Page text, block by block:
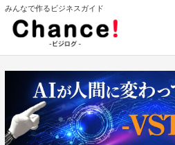
みんなで作るビジネスガイド